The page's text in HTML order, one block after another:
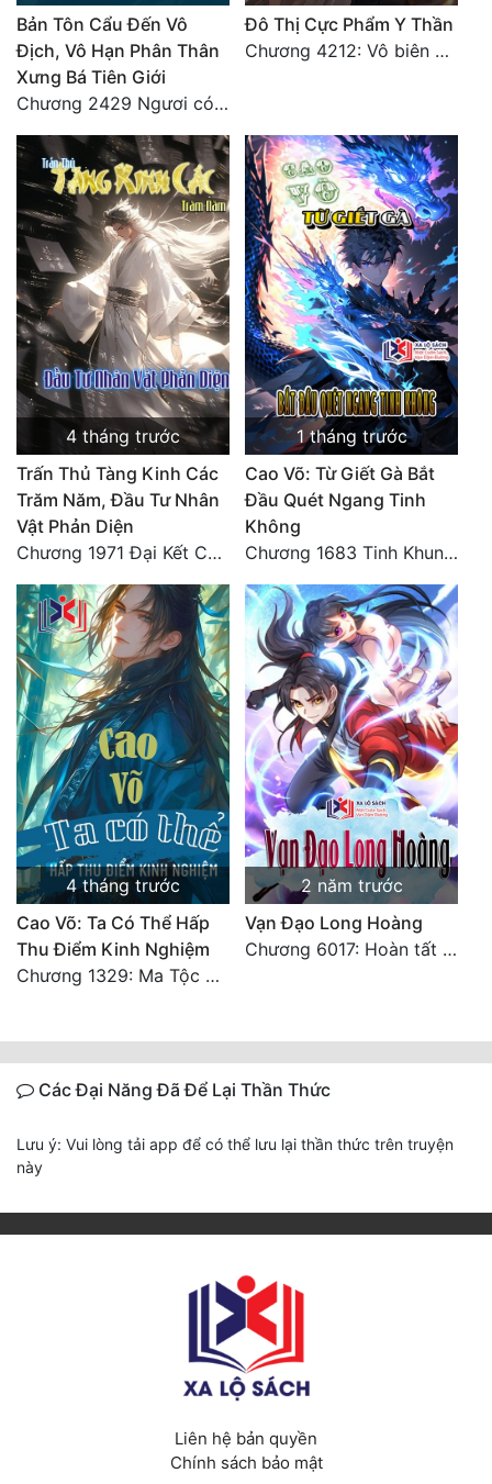
Bản Tôn Cẩu Đến Vô
Địch, Vô Hạn Phân Thân
Xưng Bá Tiên Giới
Chương 2429 Ngươi có tuệ nhãn? Ta có...
Đô Thị Cực Phẩm Y Thần
Chương 4212: Vô biên hắc ám
4 tháng trước
Trấn Thủ Tàng Kinh Các
Trăm Năm, Đầu Tư Nhân
Vật Phản Diện
Chương 1971 Đại Kết Cục!
1 tháng trước
Cao Võ: Từ Giết Gà Bắt
Đầu Quét Ngang Tinh
Không
Chương 1683 Tinh Khung Võ Thánh (Hết)
4 tháng trước
Cao Võ: Ta Có Thể Hấp
Thu Điểm Kinh Nghiệm
Chương 1329: Ma Tộc đại công chúa Thương Nguyệt
2 năm trước
Vạn Đạo Long Hoàng
Chương 6017: Hoàn tất cảm nghĩ của tác giả
Các Đại Năng Đã Để Lại Thần Thức
Lưu ý: Vui lòng tải app để có thể lưu lại thần thức trên truyện
này
Liên hệ bản quyền
Chính sách bảo mật